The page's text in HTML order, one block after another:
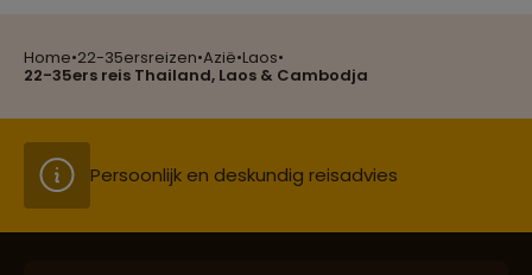
Home•22-35ersreizen•Azië•Laos•
22-35ers reis Thailand, Laos & Cambodja
Groepsreizen mét indivuele vrijheid
Persoonlijk en deskundig reisadvies